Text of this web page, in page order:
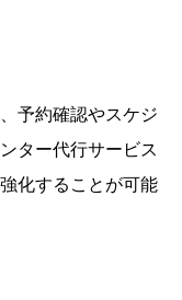
予約確認やスケジ
ター代行サービス
化することが可能